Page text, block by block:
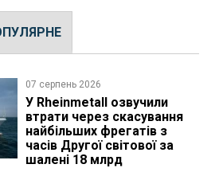
07 серпень 2026
У Rheinmetall озвучили
втрати через скасування
найбільших фрегатів з
часів Другої світової за
шалені 18 млрд